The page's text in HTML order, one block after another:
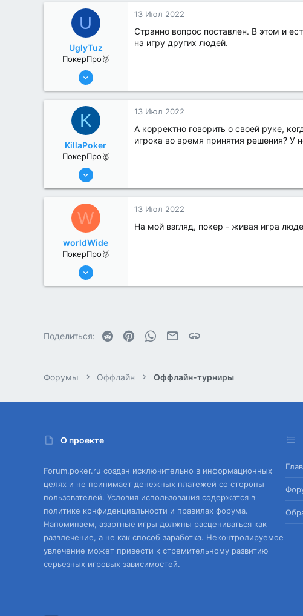
1
U
UglyTuz
ПокерПро🥈
13 Июн 2022
4
13 Июл 2022
Странно вопрос поставлен. В этом и
на игру других людей.
K
KillaPoker
ПокерПро🥈
13 Июн 2022
0
13 Июл 2022
А корректно говорить о своей руке,
игрока во время принятия решения? У
W
worldWide
ПокерПро🥈
13 Июн 2022
13 Июл 2022
На мой взгляд, покер - живая игра
Поделиться: Reddit PinterestWhatsAppЭлектронная почта
Форумы Оффлайн Оффлайн-турниры
О проекте
Forum.poker.ru создан исключительно в информационных
целях и не принимает денежных платежей со стороны
пользователей. Условия использования содержатся в
политике конфиденциальности и правилах форума.
Напоминаем, азартные игры должны расцениваться как
развлечение, а не как способ заработка. Неконтролируемое
увлечение может привести к стремительному развитию
серьезных игровых зависимостей.